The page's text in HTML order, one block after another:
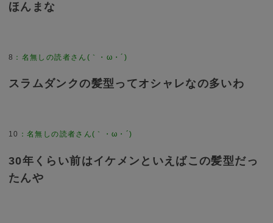
ほんまな
8
スラムダンクの髪型ってオシャレなの多いわ
10
30年くらい前はイケメンといえばこの髪型だっ
たんや